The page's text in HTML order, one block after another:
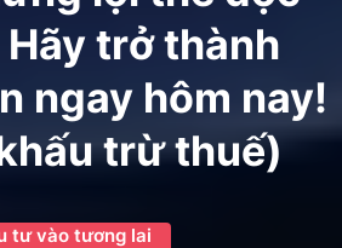
trở thành
ngay hôm nay!
trừ thuế)
tư vào tương lai